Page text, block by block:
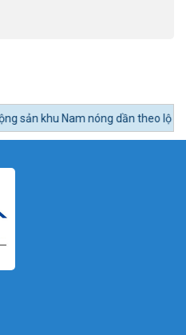
nóng dần theo lộ trình lên quận Nhà